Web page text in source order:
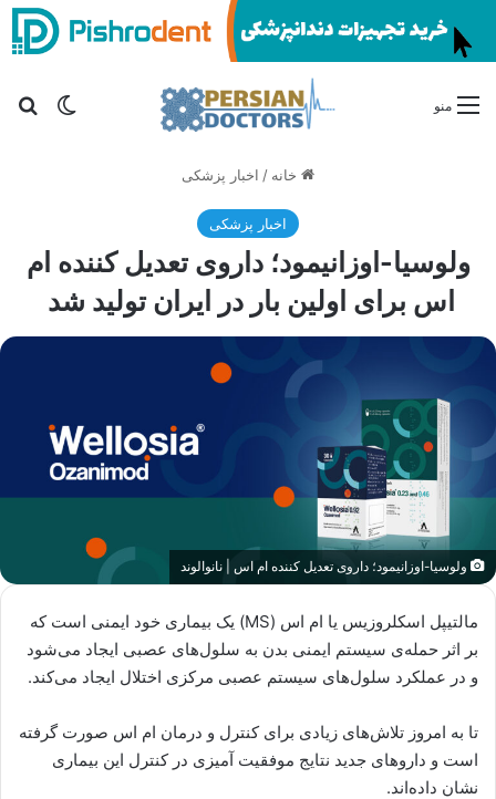
تغییر منو
خانه / اخبار پزشکی
اخبار پزشکی
ولوسیا-اوزانیمود؛ داروی تعدیل کننده ام
اس برای اولین بار در ایران تولید شد
ولوسیا-اوزانیمود؛ داروی تعدیل کننده ام اس | نانوالوند
مالتیپل اسکلروزیس یا ام اس (MS) یک بیماری خود ایمنی است که
بر اثر حمله‌ی سیستم ایمنی بدن به سلول‌های عصبی ایجاد می‌شود
و در عملکرد سلول‌های سیستم عصبی مرکزی اختلال ایجاد می‌کند.
تا به امروز تلاش‌های زیادی برای کنترل و درمان ام اس صورت گرفته
است و داروهای جدید نتایج موفقیت آمیزی در کنترل این بیماری
نشان داده‌اند.